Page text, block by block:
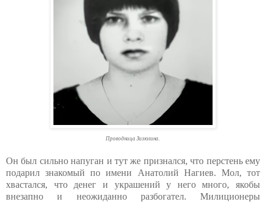
Проводница Зизюлина.
Он был сильно напуган и тут же признался, что перстень ему
подарил знакомый по имени Анатолий Нагиев. Мол, тот
хвастался, что денег и украшений у него много, якобы
внезапно и неожиданно разбогател. Милиционеры